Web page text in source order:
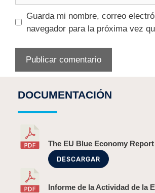
Guarda mi nombre, correo
navegador para la próxima vez
DOCUMENTACIÓN
The EU Blue Economy Report
DESCARGAR
Informe de la Actividad de la